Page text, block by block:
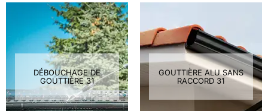
DÉBOUCHAGE DE
GOUTTIÈRE 31
GOUTTIÈRE ALU SANS
RACCORD 31